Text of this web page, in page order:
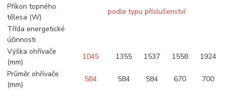
Příkon topného
tělesa (W)
podle typu příslušenství
Třída energetické
účinnosti
Výška ohřívače
(mm)
1045 1355 1537 1558
1924
Průměr ohřívače
(mm)
584 584 584 670 700